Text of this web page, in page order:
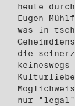
heute
Eugen
was in
die
Kulturliebe
nur